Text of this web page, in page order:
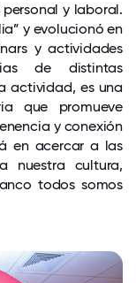
y laboral.
y evolucionó en
y actividades
de distintas
actividad, es una
que promueve
y conexión
en acercar a las
nuestra cultura,
todos somos